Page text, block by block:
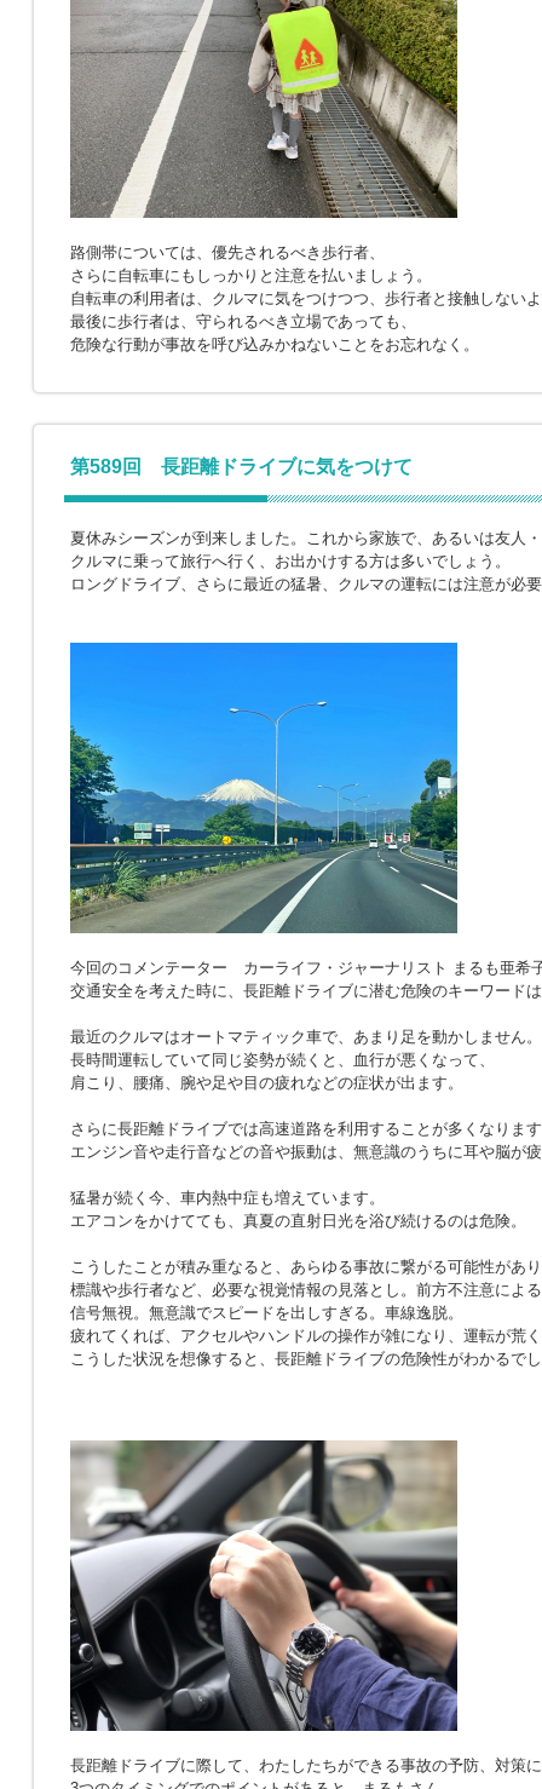
路側帯については、優先されるべき歩行者、
さらに自転車にもしっかりと注意を払いましょう。
自転車の利用者は、クルマに気をつけつつ、歩行者と接触しない
最後に歩行者は、守られるべき立場であっても、
危険な行動が事故を呼び込みかねないことをお忘れなく。
第589回 長距離ドライブに気をつけて
夏休みシーズンが到来しました。これから家族で、あるいは友人
クルマに乗って旅行へ行く、お出かけする方は多いでしょう。
ロングドライブ、さらに最近の猛暑、クルマの運転には注意が必
今回のコメンテーター カーライフ・ジャーナリスト まるも亜希
交通安全を考えた時に、長距離ドライブに潜む危険のキーワード
最近のクルマはオートマティック車で、あまり足を動かしません。
長時間運転していて同じ姿勢が続くと、血行が悪くなって、
肩こり、腰痛、腕や足や目の疲れなどの症状が出ます。
さらに長距離ドライブでは高速道路を利用することが多くなりま
エンジン音や走行音などの音や振動は、無意識のうちに耳や脳が
猛暑が続く今、車内熱中症も増えています。
エアコンをかけてても、真夏の直射日光を浴び続けるのは危険。
こうしたことが積み重なると、あらゆる事故に繋がる可能性があ
標識や歩行者など、必要な視覚情報の見落とし。前方不注意によ
信号無視。無意識でスピードを出しすぎる。車線逸脱。
疲れてくれば、アクセルやハンドルの操作が雑になり、運転が荒
こうした状況を想像すると、長距離ドライブの危険性がわかるで
長距離ドライブに際して、わたしたちができる事故の予防、対策